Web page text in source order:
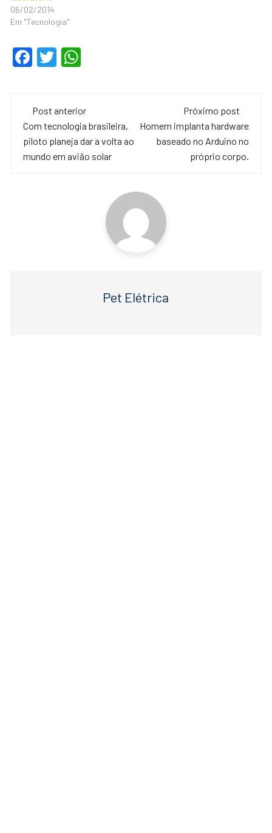
06/02/2014
Em "Tecnologia"
F
e
b
o
T
er s
A
p
Navegação
de
post
Post anterior
Com tecnologia brasileira,
piloto planeja dar a volta ao
mundo em avião solar
Próximo post
Homem implanta hardware
baseado no Arduino no
próprio corpo.
Pet Elétrica